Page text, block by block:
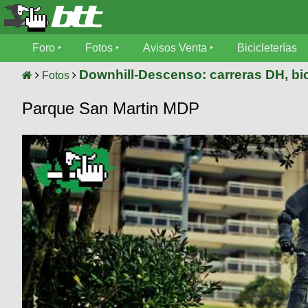
Foro
Mecánica
Fotos
tu
foto
Galeria
XC
Bicicletas
Viajes
Descenso
Dirt
Avisos
SUBÍ
tu
aviso
Buscar
Ultimos
Fotos
Bicicleterías
Bicicletas
Bicicletas
Tandem
Freerider
Videos
Cicloturismo
Salidas
Usuarios
Foro Fotos Avisos Venta Bicicleterías
Fotos Downhill-Descenso: carreras DH,
Parque San Martin MDP